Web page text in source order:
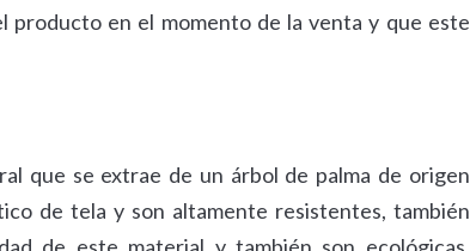
producto en el momento de la venta y que este
que se extrae de un árbol de palma de origen
de tela y son altamente resistentes, también